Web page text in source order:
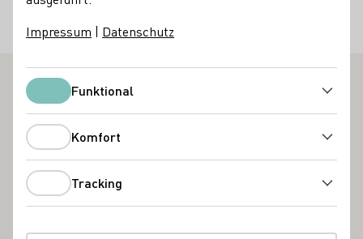
Eintritt frei, vor Ort je nach Verzehr
Weinfeste
Impressum | Datenschutz
FunktionalFunktional
Komfort
Tracking